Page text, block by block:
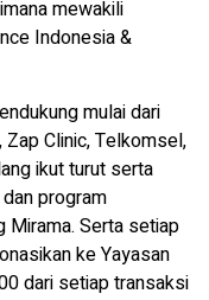
mewakili
Indonesia &
mulai dari
Zap Clinic, Telkomsel,
ikut turut serta
program
Mirama. Serta setiap
ke Yayasan
dari setiap transaksi